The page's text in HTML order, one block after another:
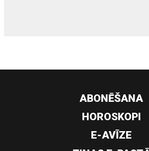
ABONĒŠANA
HOROSKOPI
E-AVĪZE